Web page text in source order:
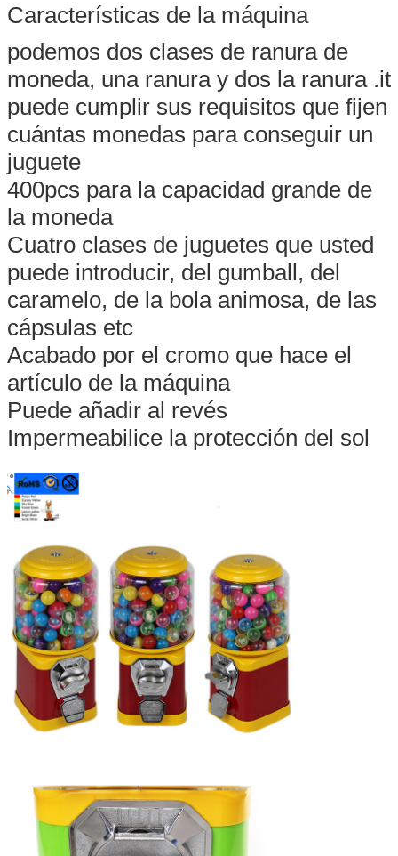
Características de la máquina
podemos dos clases de ranura de
moneda, una ranura y dos la ranura .it
puede cumplir sus requisitos que fijen
cuántas monedas para conseguir un
juguete
400pcs para la capacidad grande de
la moneda
Cuatro clases de juguetes que usted
puede introducir, del gumball, del
caramelo, de la bola animosa, de las
cápsulas etc
Acabado por el cromo que hace el
artículo de la máquina
Puede añadir al revés
Impermeabilice la protección del sol